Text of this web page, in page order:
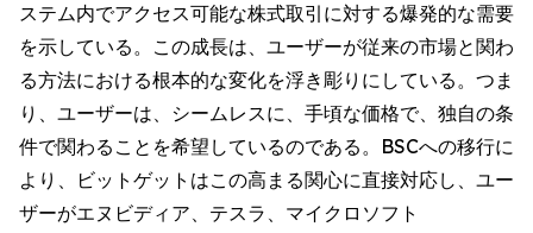
ステム内でアクセス可能な株式取引に対する爆発的な需要
を示している。この成長は、ユーザーが従来の市場と関わ
る方法における根本的な変化を浮き彫りにしている。つま
り、ユーザーは、シームレスに、手頃な価格で、独自の条
件で関わることを希望しているのである。BSCへの移行に
より、ビットゲットはこの高まる関心に直接対応し、ユー
ザーがエヌビディア、テスラ、マイクロソフト